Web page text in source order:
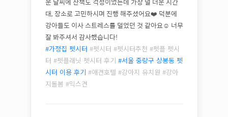
대, 장소로 고민하시며 진행 해주셨어요❤️ 덕분에
강아들도 이사 스트레스를 덜었던 것 같아요☺️ 너무
잘 봐주셔서 감사했습니다!
#가정집 펫시터 #펫시터 #펫시터추천 #펫플 펫시
터 #펫플래닛 펫시터 후기 #서울 중랑구 상봉동 펫
시터 이용 후기 #애견호텔 #강아지 유치원 #강아
지돌봄 #믹스견